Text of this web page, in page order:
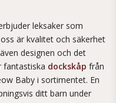
leksaker som
är kvalitet och säkerhet
designen och det
fantastiska dockskåp från
Baby i sortimentet. En
ditt barn under